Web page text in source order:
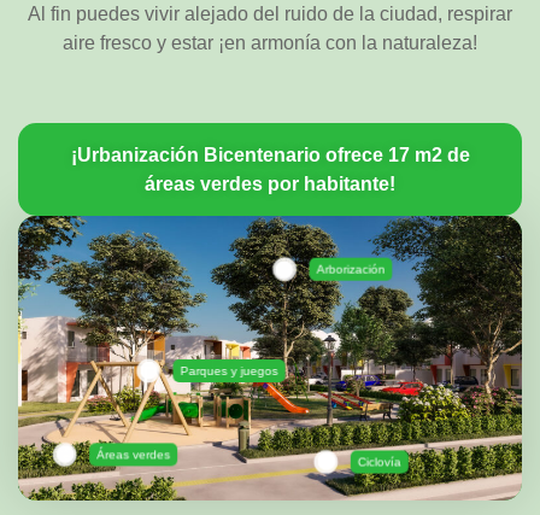
Al fin puedes vivir alejado del ruido de la ciudad, respirar
aire fresco y estar ¡en armonía con la naturaleza!
¡Urbanización Bicentenario ofrece 17 m2 de
áreas verdes por habitante!
Ciclovía
Arborización
Parques y juegos
Áreas verdes